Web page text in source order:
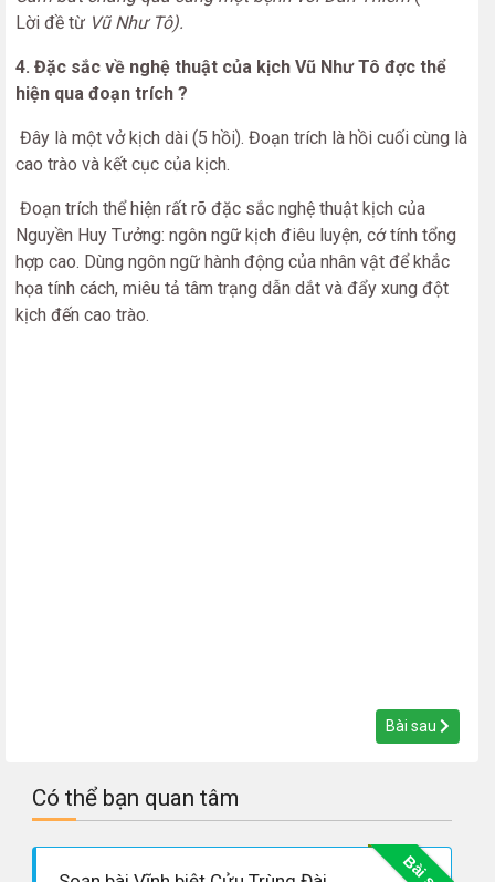
Lời đề từ Vũ Như Tô).
4. Đặc sắc về nghệ thuật của kịch Vũ Như Tô đợc thể
hiện qua đoạn trích ?
Đây là một vở kịch dài (5 hồi). Đoạn trích là hồi cuối cùng là
cao trào và kết cục của kịch.
Đoạn trích thể hiện rất rõ đặc sắc nghệ thuật kịch của
Nguyền Huy Tưởng: ngôn ngữ kịch điêu luyện, cớ tính tổng
hợp cao. Dùng ngôn ngữ hành động của nhân vật để khắc
họa tính cách, miêu tả tâm trạng dẫn dắt và đẩy xung đột
kịch đến cao trào.
Bài sau
Có thể bạn quan tâm